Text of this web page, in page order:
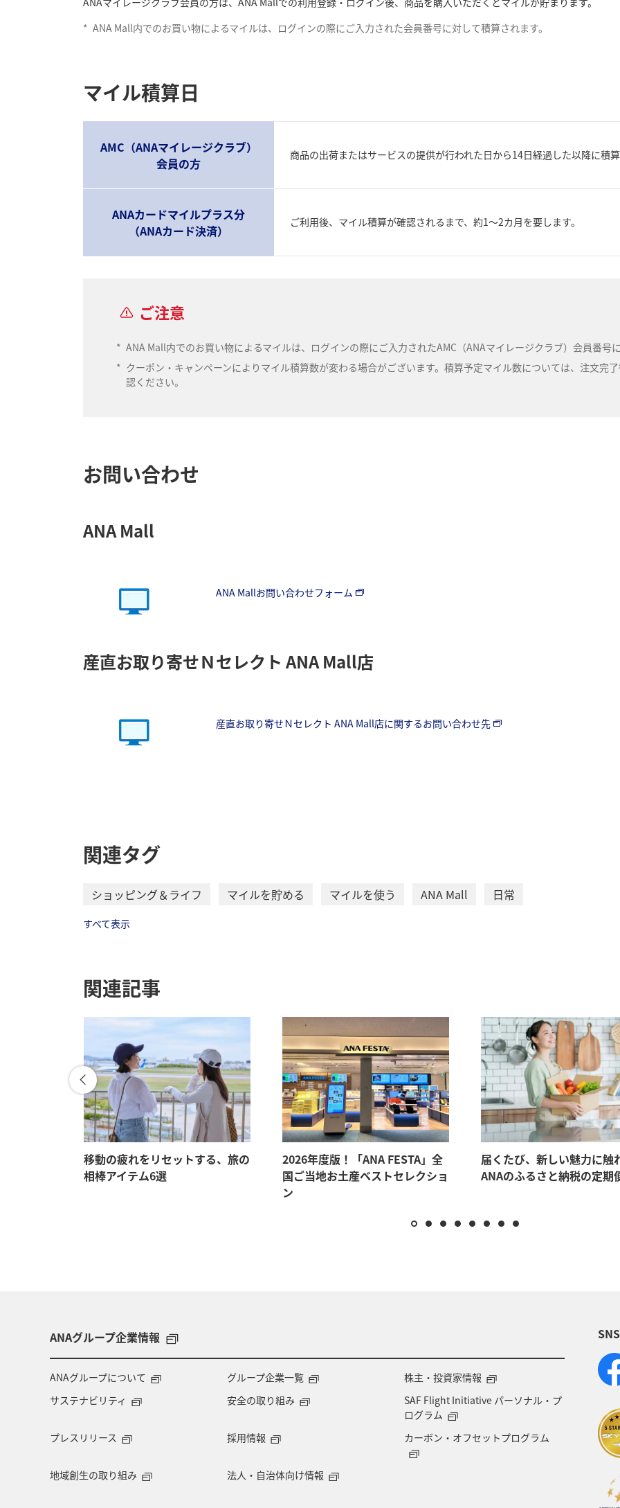
* ANA Mall内でのお買い物によるマイルは、ログインの際にご入力された会員番号に対して積算されます。
マイル積算日
AMC（ANAマイレージクラブ）
会員の方
商品の出荷またはサービスの提供が行われた日から14日経過した以降に積算
ANAカードマイルプラス分
（ANAカード決済）
ご利用後、マイル積算が確認されるまで、約1～2カ月を要します。
ご注意
* ANA Mall内でのお買い物によるマイルは、ログインの際にご入力されたAMC（ANAマイレージクラブ）会員番号
* クーポン・キャンペーンによりマイル積算数が変わる場合がございます。積算予定マイル数については、注文完
認ください。
お問い合わせ
ANA Mall
ANA Mallお問い合わせフォーム
産直お取り寄せＮセレクト ANA Mall店
産直お取り寄せＮセレクト ANA Mall店に関するお問い合わせ先
関連タグ
ショッピング＆ライフ マイルを貯める マイルを使う ANA Mall 日常
すべて表示
関連記事
移動の疲れをリセットする、旅の
相棒アイテム6選
2026年度版！「ANA FESTA」全
国ご当地お土産ベストセレクショ
ン
届くたび、新しい魅力に触
ANAのふるさと納税の定期
ANAグループ企業情報
ANAグループについて グループ企業一覧
株主・投資家情報
サステナビリティ
安全の取り組み
SAF Flight Initiative パーソナル・プ
ログラム
プレスリリース
採用情報 カーボン・オフセットプログラム
地域創生の取り組み 法人・自治体向け情報